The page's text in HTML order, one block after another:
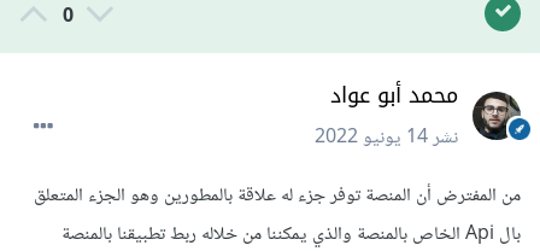
0
محمد أبو عواد
نشر14 يونيو 2022
من المفترض أن المنصة توفر جزء له علاقة بالمطورين وهو الجزء المتعلق
بال Api الخاص بالمنصة والذي يمكننا من خلاله ربط تطبيقنا بالمنصة